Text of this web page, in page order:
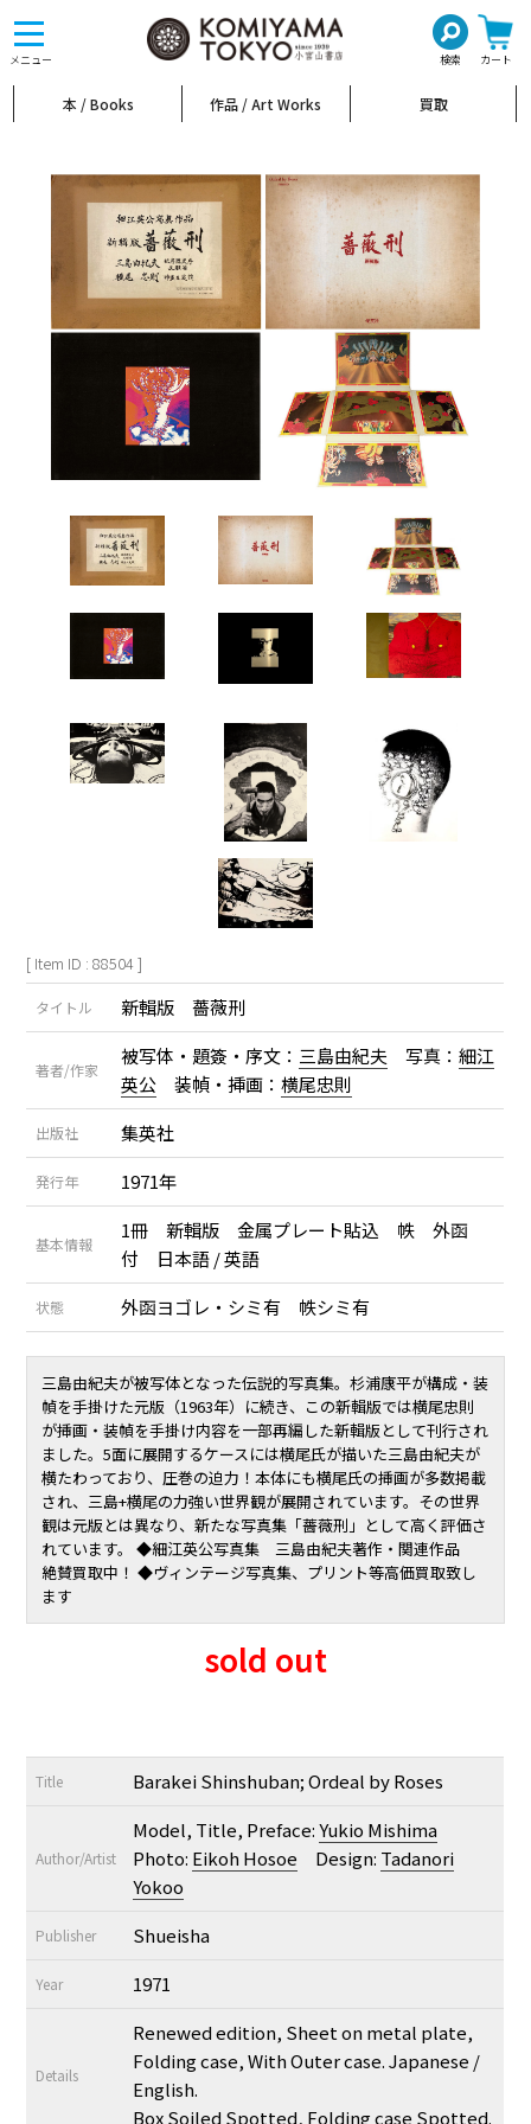
メニュー 検索 カート
toggle
navigation
本 / Books 作品 / Art Works 買取
[ Item ID : 88504 ]
タイトル 新輯版 薔薇刑
著者/作家
被写体・題簽・序文： 三島由紀夫 写真：細江
英公 装幀・挿画：横尾忠則
出版社 集英社
発行年 1971年
基本情報
1冊 新輯版 金属プレート貼込 帙 外函
付 日本語 / 英語
状態 外函ヨゴレ・シミ有 帙シミ有
三島由紀夫が被写体となった伝説的写真集。杉浦康平が構成・装
幀を手掛けた元版（1963年）に続き、この新輯版では横尾忠則
が挿画・装幀を手掛け内容を一部再編した新輯版として刊行され
ました。5面に展開するケースには横尾氏が描いた三島由紀夫が
横たわっており、圧巻の迫力！本体にも横尾氏の挿画が多数掲載
され、三島+横尾の力強い世界観が展開されています。その世界
観は元版とは異なり、新たな写真集「薔薇刑」として高く評価さ
れています。 ◆細江英公写真集 三島由紀夫著作・関連作品
絶賛買取中！ ◆ヴィンテージ写真集、プリント等高価買取致し
ます
sold out
Title Barakei Shinshuban; Ordeal by Roses
Author/Artist
Model, Title, Preface:Yukio Mishima
Photo: Eikoh Hosoe Design: Tadanori
Yokoo
Publisher Shueisha
Year 1971
Details
Renewed edition, Sheet on metal plate,
Folding case, With Outer case. Japanese /
English.
Box Soiled Spotted, Folding case Spotted.